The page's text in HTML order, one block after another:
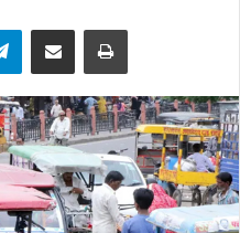
TelegramShare via Email Print